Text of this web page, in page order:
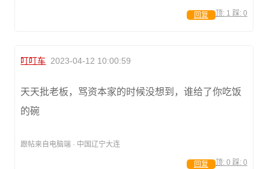
顶: 1 踩: 0
回复
叮叮车 2023-04-12 10:00:59
天天批老板，骂资本家的时候没想到，谁给了你吃饭
的碗
跟帖来自电脑端 · 中国辽宁大连
顶: 0 踩: 0
回复